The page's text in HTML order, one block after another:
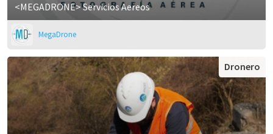
<MEGADRONE> Servicios Aereos
MegaDrone
Dronero